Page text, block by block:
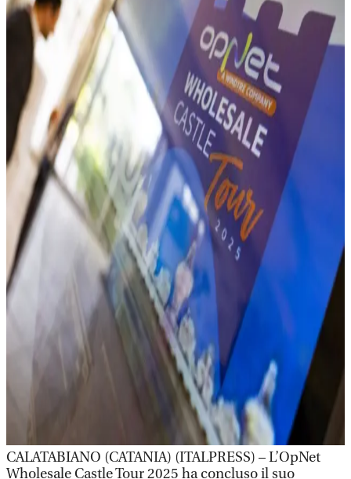
CALATABIANO (CATANIA) (ITALPRESS) – L’OpNet
Wholesale Castle Tour 2025 ha concluso il suo